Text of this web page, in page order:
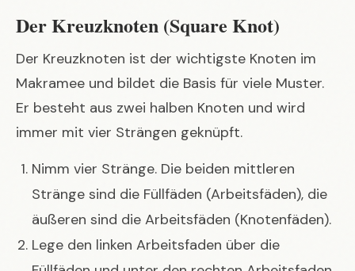
Der Kreuzknoten (Square Knot)
Der Kreuzknoten ist der wichtigste Knoten im
Makramee und bildet die Basis für viele Muster.
Er besteht aus zwei halben Knoten und wird
immer mit vier Strängen geknüpft.
Nimm vier Stränge. Die beiden mittleren
Stränge sind die Füllfäden (Arbeitsfäden), die
äußeren sind die Arbeitsfäden (Knotenfäden).
Lege den linken Arbeitsfaden über die